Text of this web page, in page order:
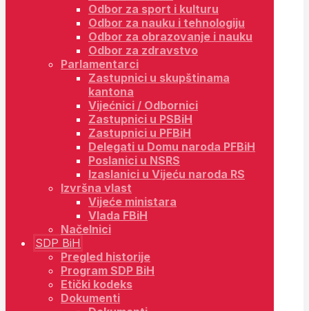
Odbor za sport i kulturu
Odbor za nauku i tehnologiju
Odbor za obrazovanje i nauku
Odbor za zdravstvo
Parlamentarci
Zastupnici u skupštinama
kantona
Vijećnici / Odbornici
Zastupnici u PSBiH
Zastupnici u PFBiH
Delegati u Domu naroda PFBiH
Poslanici u NSRS
Izaslanici u Vijeću naroda RS
Izvršna vlast
Vijeće ministara
Vlada FBiH
Načelnici
SDP BiH
Pregled historije
Program SDP BiH
Etički kodeks
Dokumenti